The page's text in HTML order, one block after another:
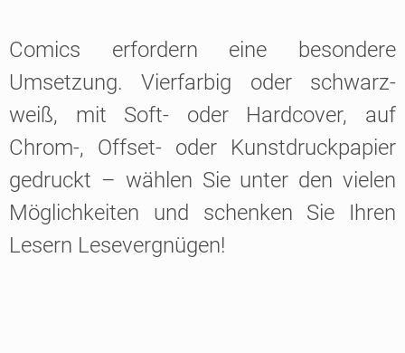
Comics erfordern eine besondere
Umsetzung. Vierfarbig oder schwarz-
weiß, mit Soft- oder Hardcover, auf
Chrom-, Offset- oder Kunstdruckpapier
gedruckt – wählen Sie unter den vielen
Möglichkeiten und schenken Sie Ihren
Lesern Lesevergnügen!